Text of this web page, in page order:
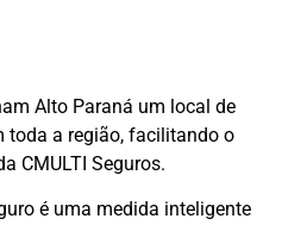
Alto Paraná um local de
toda a região, facilitando o
CMULTI Seguros.
é uma medida inteligente